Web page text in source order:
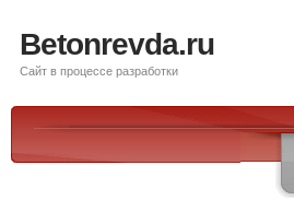
Betonrevda.ru
Сайт в процессе разработки